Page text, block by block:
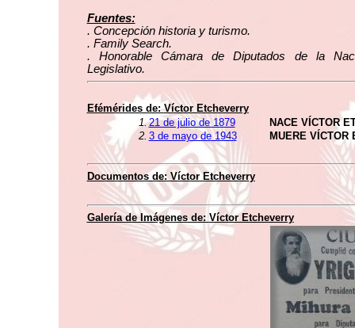
Fuentes:
. Concepción historia y turismo.
. Family Search.
. Honorable Cámara de Diputados de la
Legislativo.
Efémérides de:Víctor Etcheverry
1.21 de julio de 1879
NACE VÍCTOR
2. 3 de mayo de 1943 MUERE VÍCTOR
Documentos de: Víctor Etcheverry
Galería de Imágenes de: Víctor Etcheverry